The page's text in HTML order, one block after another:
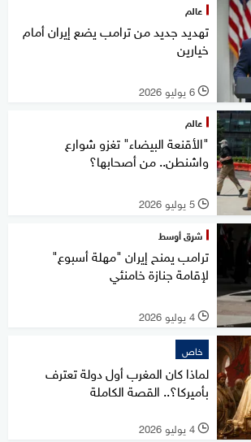
عالم
تهديد جديد من ترامب يضع إيران أمام
خيارين
l 6 يوليو 2026
عالم
"الأقنعة البيضاء" تغزو شوارع
واشنطن.. من أصحابها؟
l 5 يوليو 2026
شرق أوسط
ترامب يمنح إيران "مهلة أسبوع"
لإقامة جنازة خامنئي
l 4 يوليو 2026
خاص
لماذا كان المغرب أول دولة تعترف
بأميركا؟.. القصة الكاملة
l 4 يوليو 2026